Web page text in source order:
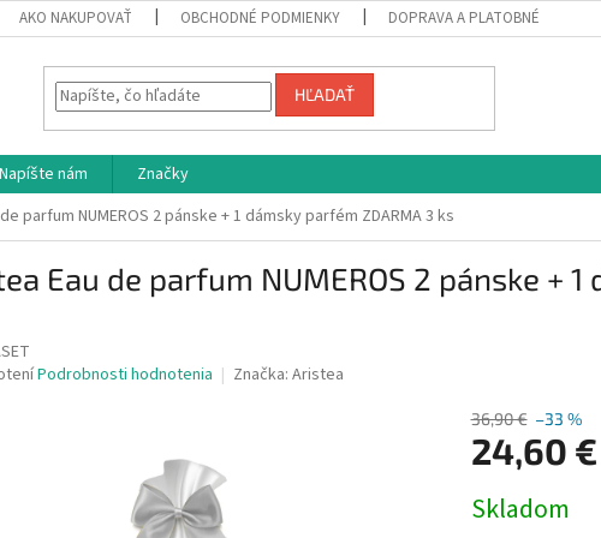
AKO NAKUPOVAŤ OBCHODNÉ PODMIENKY DOPRAVA A PLATOBNÉ
HĽADAŤ
Napíšte nám
Značky
parfum NUMEROS 2 pánske + 1 dámsky parfém ZDARMA 3 ks
Eau de parfum NUMEROS 2 pánske +
Podrobnosti hodnotenia Značka: Aristea
36,90 € –33 %
24,60 €
cena:
Skladom